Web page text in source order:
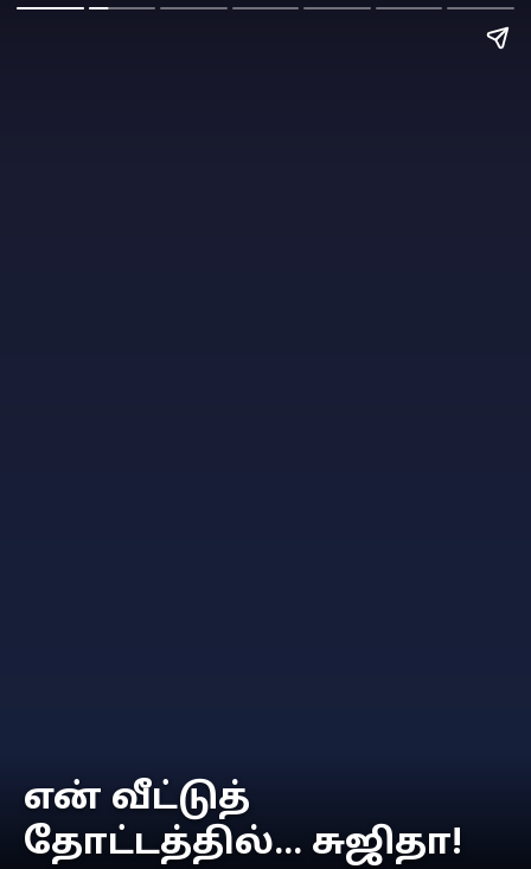
என் வீட்டுத்
தோட்டத்தில்... சுஜிதா!